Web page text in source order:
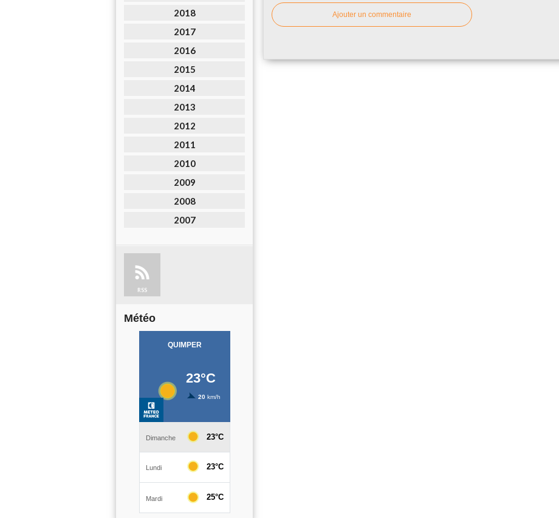
2018
2017
2016
2015
2014
2013
2012
2011
2010
2009
2008
2007
RSS
Météo
Ajouter un commentaire